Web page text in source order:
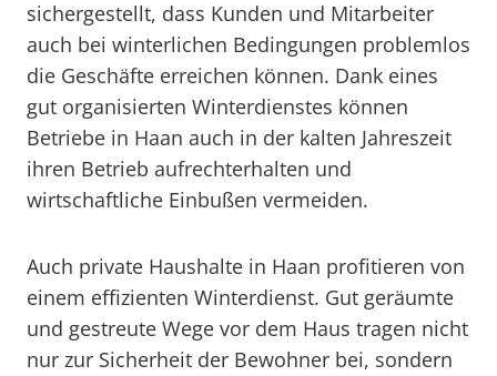
sichergestellt, dass Kunden und Mitarbeiter
auch bei winterlichen Bedingungen problemlos
die Geschäfte erreichen können. Dank eines
gut organisierten Winterdienstes können
Betriebe in Haan auch in der kalten Jahreszeit
ihren Betrieb aufrechterhalten und
wirtschaftliche Einbußen vermeiden.
Auch private Haushalte in Haan profitieren von
einem effizienten Winterdienst. Gut geräumte
und gestreute Wege vor dem Haus tragen nicht
nur zur Sicherheit der Bewohner bei, sondern